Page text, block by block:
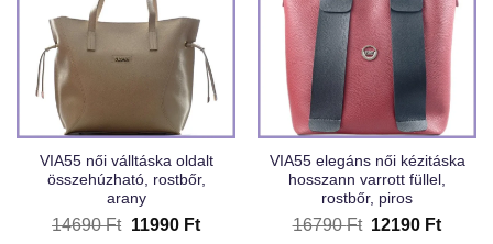
VIA55 női válltáska oldalt
összehúzható, rostbőr,
arany
14690Ft Original
11990 FtCurrent
VIA55 elegáns női kézitáska
hosszann varrott füllel,
rostbőr, piros
16790Ft Original
12190 Ft